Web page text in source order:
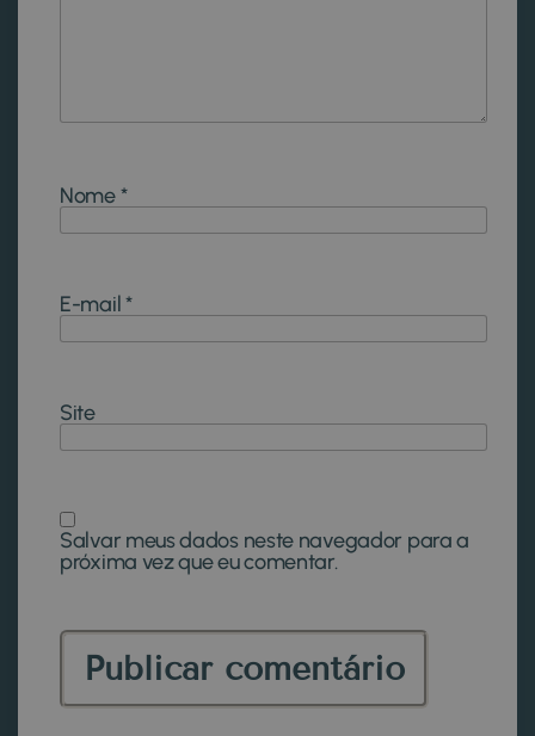
Nome*
E-mail*
Site
Salvar meus dados neste navegador para a
próxima vez que eu comentar.